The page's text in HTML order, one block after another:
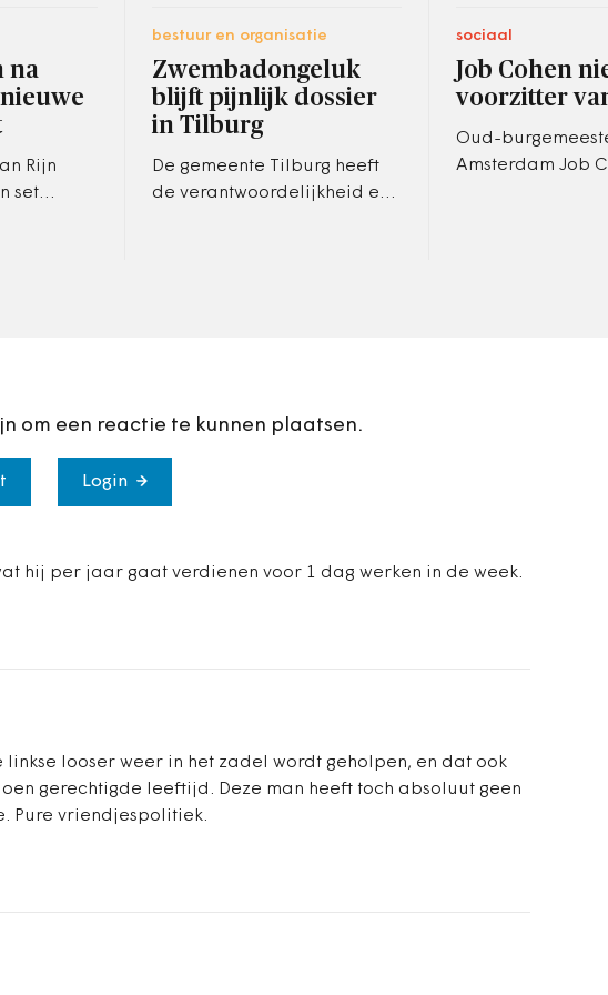
na
Rijn
set
bestuur en organisatie
Zwembadongeluk
blijft pijnlijk dossier
in Tilburg
De gemeente Tilburg heeft
de verantwoordelijkheid en
sociaal
Job Cohen
voorzitter
Oud-
Amsterdam Job
om een reactie te kunnen plaatsen.
Login
hij per jaar gaat verdienen voor 1 dag werken in de week.
looser weer in het zadel wordt geholpen, en dat ook
gerechtigde leeftijd. Deze man heeft toch absoluut geen
Pure vriendjespolitiek.